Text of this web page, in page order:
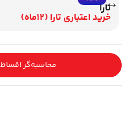
تارا
خرید اعتباری تارا (12ماه)
محاسبه‌گر اقساط